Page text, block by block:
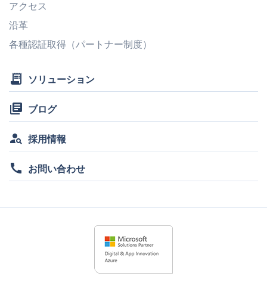
アクセス
沿革
各種認証取得（パートナー制度）
receipt_long ソリューション
library_books ブログ
person_search 採用情報
call お問い合わせ